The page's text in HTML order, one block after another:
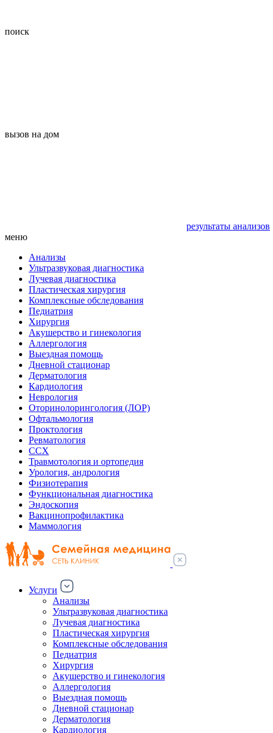
поиск
вызов на дом
результаты анализов
меню
Анализы
Ультразвуковая диагностика
Лучевая диагностика
Пластическая хирургия
Комплексные обследования
Педиатрия
Хирургия
Акушерство и гинекология
Аллергология
Выездная помощь
Дневной стационар
Дерматология
Кардиология
Неврология
Оторинолорингология (ЛОР)
Офтальмология
Проктология
Ревматология
ССХ
Травмотология и ортопедия
Урология, андрология
Физиотерапия
Функциональная диагностика
Эндоскопия
Вакцинопрофилактика
Маммология
Услуги
Анализы
Ультразвуковая диагностика
Лучевая диагностика
Пластическая хирургия
Комплексные обследования
Педиатрия
Хирургия
Акушерство и гинекология
Аллергология
Выездная помощь
Дневной стационар
Дерматология
Кардиология